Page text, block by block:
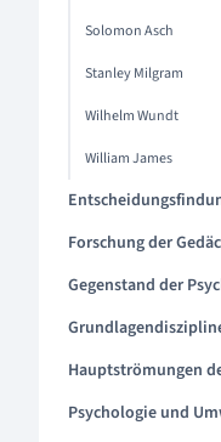
Solomon Asch
Stanley Milgram
Wilhelm Wundt
William James
Forschung der
Gegenstand der
Hauptströmungen
Psychologie und